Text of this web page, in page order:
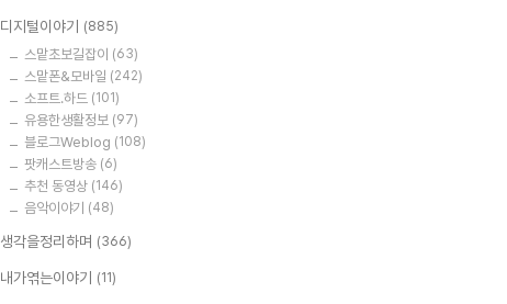
디지털이야기 (885)
스맡초보길잡이 (63)
스맡폰&모바일 (242)
소프트.하드 (101)
유용한생활정보 (97)
블로그Weblog (108)
팟캐스트방송 (6)
추천 동영상 (146)
음악이야기 (48)
생각을정리하며 (366)
내가엮는이야기 (11)